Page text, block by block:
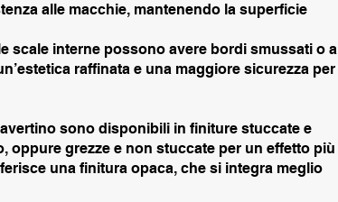
alle macchie, mantenendo la superficie
scale interne possono avere bordi smussati o a
raffinata e una maggiore sicurezza per
sono disponibili in finiture stuccate e
oppure grezze e non stuccate per un effetto più
una finitura opaca, che si integra meglio